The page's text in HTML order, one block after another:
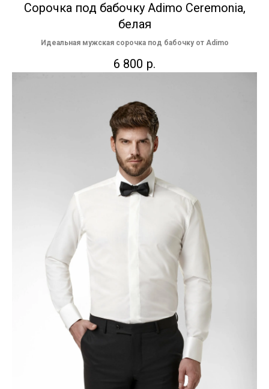
Сорочка под бабочку Adimo Ceremonia,
белая
Идеальная мужская сорочка под бабочку от Adimo
6 800 р.